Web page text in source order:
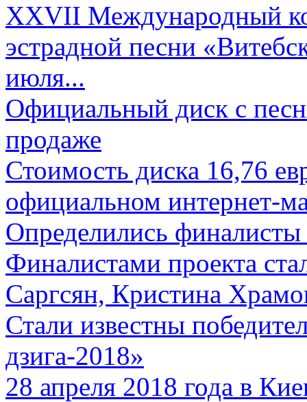
XXVII Международный
эстрадной песни
июля...
Официальный диск с
продаже
Стоимость диска 16,76
официальном интернет-
Определились
Финалистами проекта
Саргсян, Кристина
Стали известны
дзига-2018»
28 апреля 2018 года в